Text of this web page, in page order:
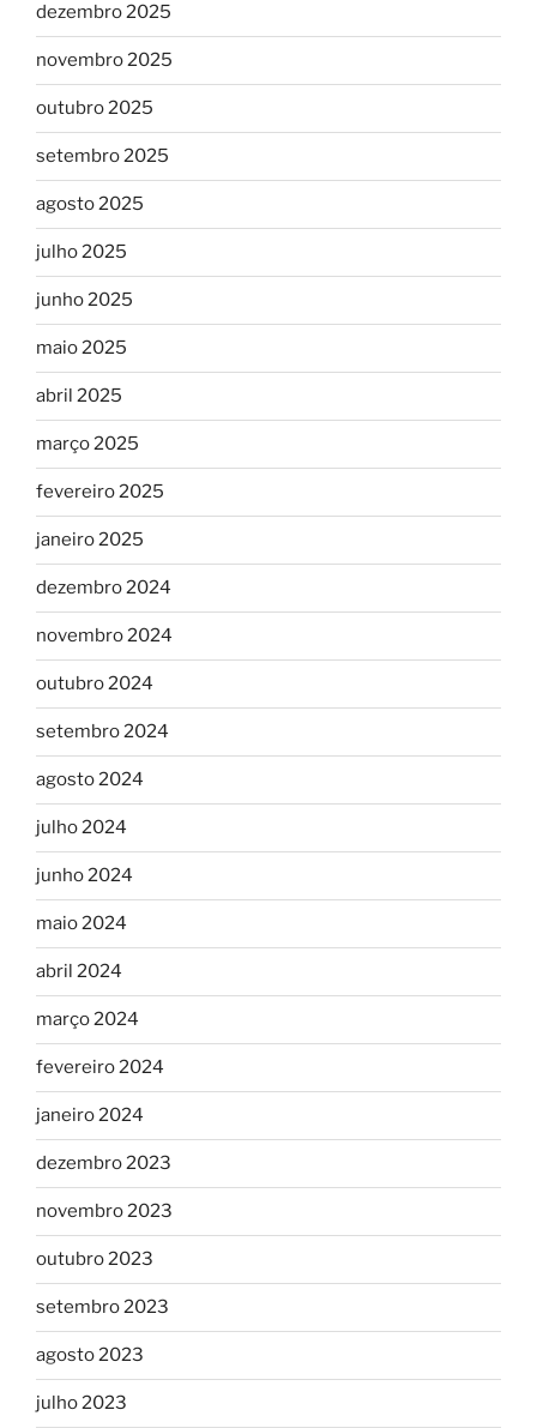
dezembro 2025
novembro 2025
outubro 2025
setembro 2025
agosto 2025
julho 2025
junho 2025
maio 2025
abril 2025
março 2025
fevereiro 2025
janeiro 2025
dezembro 2024
novembro 2024
outubro 2024
setembro 2024
agosto 2024
julho 2024
junho 2024
maio 2024
abril 2024
março 2024
fevereiro 2024
janeiro 2024
dezembro 2023
novembro 2023
outubro 2023
setembro 2023
agosto 2023
julho 2023